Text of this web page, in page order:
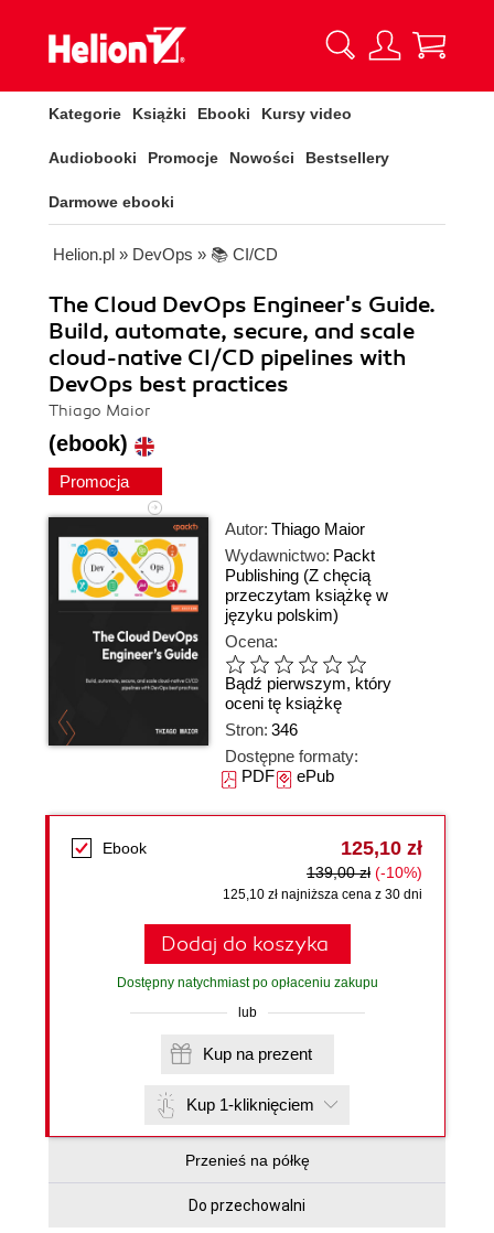
Kategorie Książki Ebooki Kursy video
Audiobooki Promocje Nowości Bestsellery
Darmowe ebooki
Helion.pl » DevOps » 📚 CI/CD
The Cloud DevOps Engineer's Guide.
Build, automate, secure, and scale
cloud-native CI/CD pipelines with
DevOps best practices
Thiago Maior
(ebook)
Promocja
Autor: Thiago Maior
Wydawnictwo: Packt
Publishing (Z chęcią
przeczytam książkę w
języku polskim)
Ocena:
Bądź pierwszym, który
oceni tę książkę
Stron: 346
Dostępne formaty:
PDFePub
Ebook 125,10 zł
139,00 zł (-10%)
125,10 zł najniższa cena z 30 dni
Dodaj do koszyka
Dostępny natychmiast po opłaceniu zakupu
lub
Kup na prezent
Kup 1-kliknięciem
Przenieś na półkę
Do przechowalni